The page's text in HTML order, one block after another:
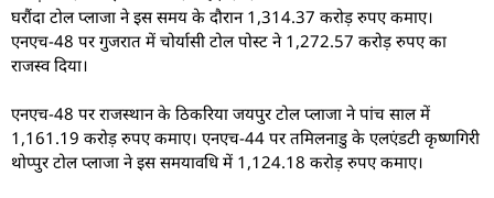
घरौंदा टोल प्लाजा ने इस समय के दौरान 1,314.37 करोड़ रुपए कमाए।
एनएच-48 पर गुजरात में चोर्यासी टोल पोस्ट ने 1,272.57 करोड़ रुपए का
राजस्व दिया।
एनएच-48 पर राजस्थान के ठिकरिया जयपुर टोल प्लाजा ने पांच साल में
1,161.19 करोड़ रुपए कमाए। एनएच-44 पर तमिलनाडु के एलएंडटी कृष्णगिरी
थोप्पुर टोल प्लाजा ने इस समयावधि में 1,124.18 करोड़ रुपए कमाए।